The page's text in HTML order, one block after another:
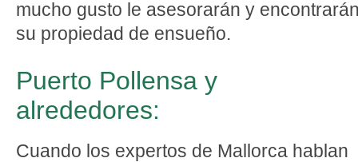
mucho gusto le asesorarán y
su propiedad de ensueño.
Puerto Pollensa y
alrededores:
Cuando los expertos de Mallorca hablan